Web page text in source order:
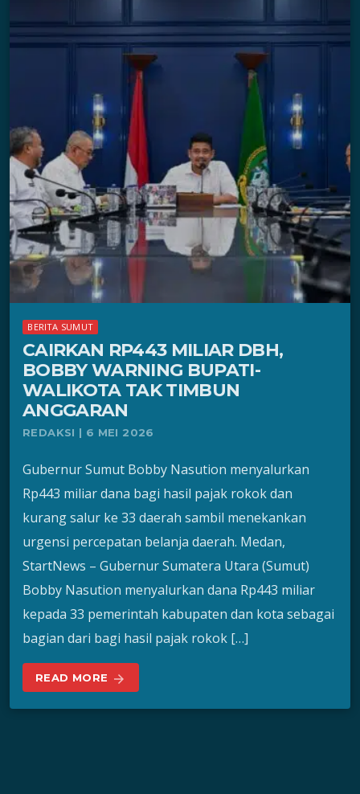
BERITA SUMUT
CAIRKAN RP443 MILIAR DBH,
BOBBY WARNING BUPATI-
WALIKOTA TAK TIMBUN
ANGGARAN
REDAKSI | 6 MEI 2026
Gubernur Sumut Bobby Nasution menyalurkan
Rp443 miliar dana bagi hasil pajak rokok dan
kurang salur ke 33 daerah sambil menekankan
urgensi percepatan belanja daerah. Medan,
StartNews – Gubernur Sumatera Utara (Sumut)
Bobby Nasution menyalurkan dana Rp443 miliar
kepada 33 pemerintah kabupaten dan kota sebagai
bagian dari bagi hasil pajak rokok […]
READ MORE arrow_forward